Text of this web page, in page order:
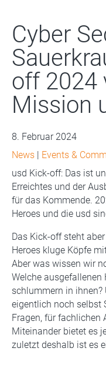
Cyber
off 2024
Mission
8. Februar 2024
News | Events &
usd Kick-off: Das ist
Erreichtes und der
für das Kommende.
Heroes und die usd
Das Kick-off steht
Heroes kluge Köpfe
Aber was wissen wir
Welche ausgefallenen
schlummern in
eigentlich noch selbst
Fragen, für fachlichen
Miteinander bietet es
zuletzt deshalb ist es